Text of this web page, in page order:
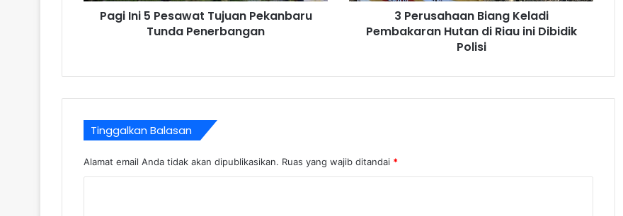
Pagi Ini 5 Pesawat Tujuan Pekanbaru
Tunda Penerbangan
3 Perusahaan Biang Keladi
Pembakaran Hutan di Riau ini Dibidik
Polisi
Tinggalkan Balasan
Alamat email Anda tidak akan dipublikasikan. Ruas yang wajib ditandai *